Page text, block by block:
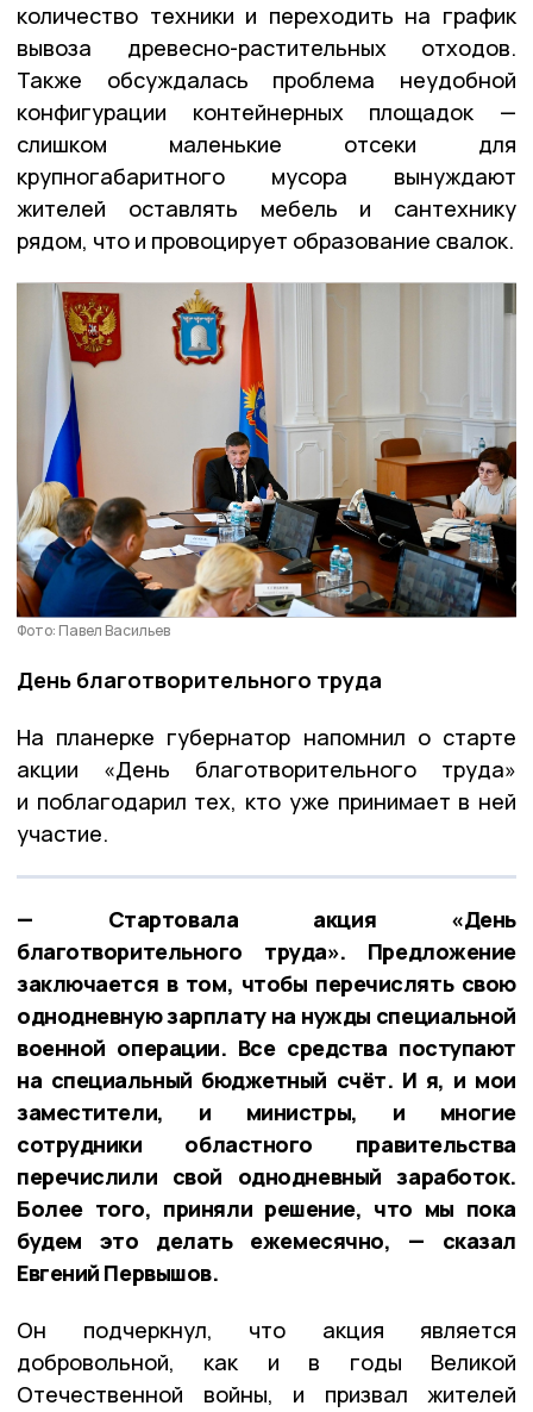
количество техники и переходить на график
вывоза древесно-растительных отходов.
Также обсуждалась проблема неудобной
конфигурации контейнерных площадок —
слишком маленькие отсеки для
крупногабаритного мусора вынуждают
жителей оставлять мебель и сантехнику
рядом, что и провоцирует образование свалок.
Фото: Павел Васильев
День благотворительного труда
На планерке губернатор напомнил о старте
акции «День благотворительного труда»
и поблагодарил тех, кто уже принимает в ней
участие.
— Стартовала акция «День
благотворительного труда». Предложение
заключается в том, чтобы перечислять свою
однодневную зарплату на нужды специальной
военной операции. Все средства поступают
на специальный бюджетный счёт. И я, и мои
заместители, и министры, и многие
сотрудники областного правительства
перечислили свой однодневный заработок.
Более того, приняли решение, что мы пока
будем это делать ежемесячно, — сказал
Евгений Первышов.
Он подчеркнул, что акция является
добровольной, как и в годы Великой
Отечественной войны, и призвал жителей